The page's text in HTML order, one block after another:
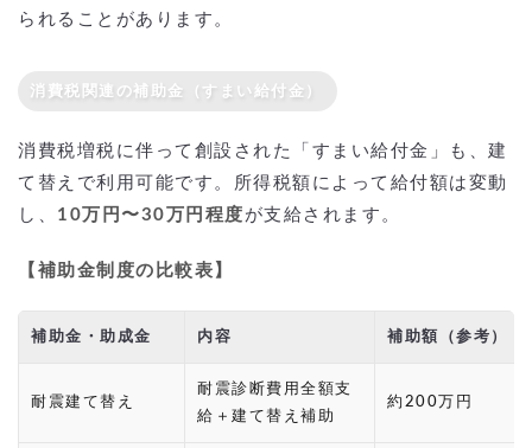
られることがあります。
消費税関連の補助金（すまい給付金）
消費税増税に伴って創設された「すまい給付金」も、建
て替えで利用可能です。所得税額によって給付額は変動
し、 10万円〜30万円程度 が支給されます。
【補助金制度の比較表】
補助金・助成金 内容 補助額（参考）
耐震建て替え
耐震診断費用全額支
給＋建て替え補助
約200万円